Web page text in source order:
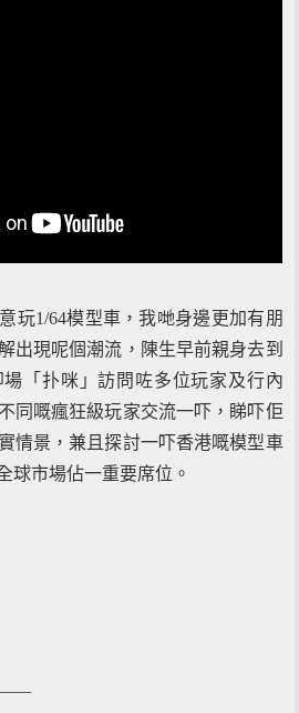
玩1/64模型車，我哋身邊更加有朋
出現呢個潮流，陳生早前親身去到
「扑咪」訪問咗多位玩家及行內
同嘅瘋狂級玩家交流一吓，睇吓佢
情景，兼且探討一吓香港嘅模型車
球市場佔一重要席位。